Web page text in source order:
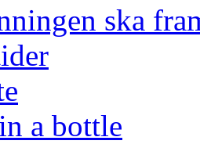
ska
a bottle